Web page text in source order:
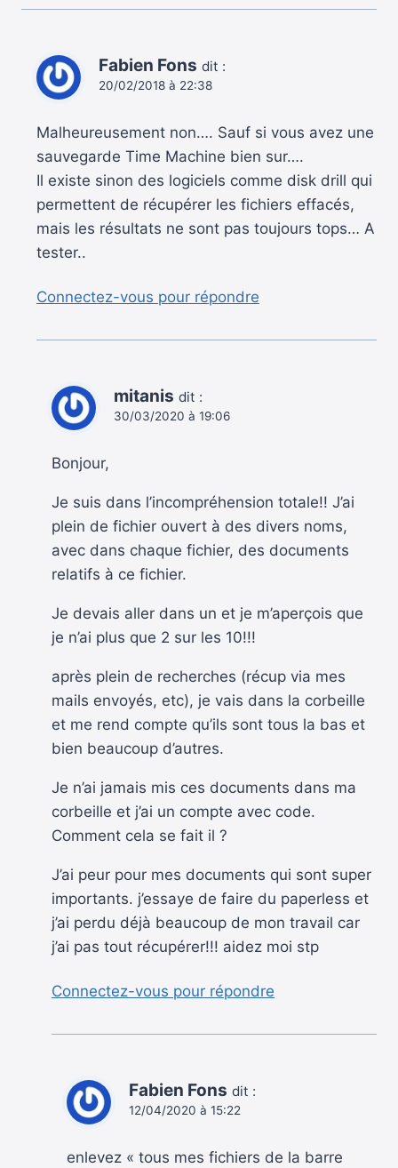
Fabien Fons dit :
20/02/2018 à 22:38
Malheureusement non…. Sauf si vous avez une
sauvegarde Time Machine bien sur….
Il existe sinon des logiciels comme disk drill qui
permettent de récupérer les fichiers effacés,
mais les résultats ne sont pas toujours tops… A
tester..
Connectez-vous pour répondre
mitanis dit :
30/03/2020 à 19:06
Bonjour,
Je suis dans l’incompréhension totale!! J’ai
plein de fichier ouvert à des divers noms,
avec dans chaque fichier, des documents
relatifs à ce fichier.
Je devais aller dans un et je m’aperçois que
je n’ai plus que 2 sur les 10!!!
après plein de recherches (récup via mes
mails envoyés, etc), je vais dans la corbeille
et me rend compte qu’ils sont tous la bas et
bien beaucoup d’autres.
Je n’ai jamais mis ces documents dans ma
corbeille et j’ai un compte avec code.
Comment cela se fait il ?
J’ai peur pour mes documents qui sont super
importants. j’essaye de faire du paperless et
j’ai perdu déjà beaucoup de mon travail car
j’ai pas tout récupérer!!! aidez moi stp
Connectez-vous pour répondre
Fabien Fons dit :
12/04/2020 à 15:22
enlevez « tous mes fichiers de la barre